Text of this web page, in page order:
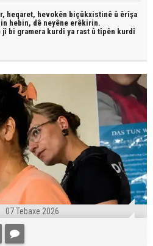
heqaret, hevokên biçûkxistinê û êrîşa
hebin, dê neyêne erêkirin.
jî bi gramera kurdî ya rast û tîpên kurdî
07 Tebaxe 2026